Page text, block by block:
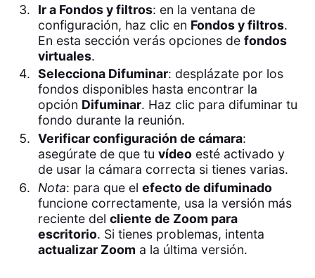
Ir a Fondos y filtros: en la ventana de
configuración, haz clic en Fondos y filtros.
En esta sección verás opciones de fondos
virtuales.
Selecciona Difuminar: desplázate por los
fondos disponibles hasta encontrar la
opción Difuminar. Haz clic para difuminar tu
fondo durante la reunión.
Verificar configuración de cámara:
asegúrate de que tu vídeoesté activado y
de usar la cámara correcta si tienes varias.
Nota: para que el efecto de difuminado
funcione correctamente, usa la versión más
reciente del cliente de Zoom para
escritorio. Si tienes problemas, intenta
actualizar Zoom a la última versión.